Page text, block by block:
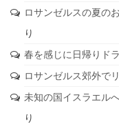
ロサンゼルスの夏
り
春を感じに日帰りド
ロサンゼルス郊外で
未知の国イスラエル
り